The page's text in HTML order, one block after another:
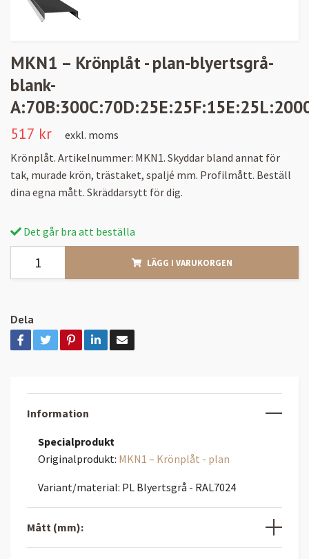
MKN1 – Krönplåt - plan-blyertsgrå-
blank-
517 kr
exkl. moms
Krönplåt. Artikelnummer: MKN1. Skyddar bland annat för
tak, murade krön, trästaket, spaljé mm. Profilmått. Beställ
dina egna mått. Skräddarsytt för dig.
Det går bra att beställa
LÄGG I VARUKORGEN
Dela
Information
Specialprodukt
Originalprodukt: MKN1 – Krönplåt - plan
Variant/material: PL Blyertsgrå - RAL7024
Mått (mm):